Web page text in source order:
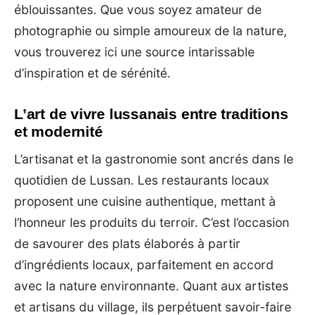
éblouissantes. Que vous soyez amateur de
photographie ou simple amoureux de la nature,
vous trouverez ici une source intarissable
d’inspiration et de sérénité.
L’art de vivre lussanais entre traditions
et modernité
L’artisanat et la gastronomie sont ancrés dans le
quotidien de Lussan. Les restaurants locaux
proposent une cuisine authentique, mettant à
l’honneur les produits du terroir. C’est l’occasion
de savourer des plats élaborés à partir
d’ingrédients locaux, parfaitement en accord
avec la nature environnante. Quant aux artistes
et artisans du village, ils perpétuent savoir-faire